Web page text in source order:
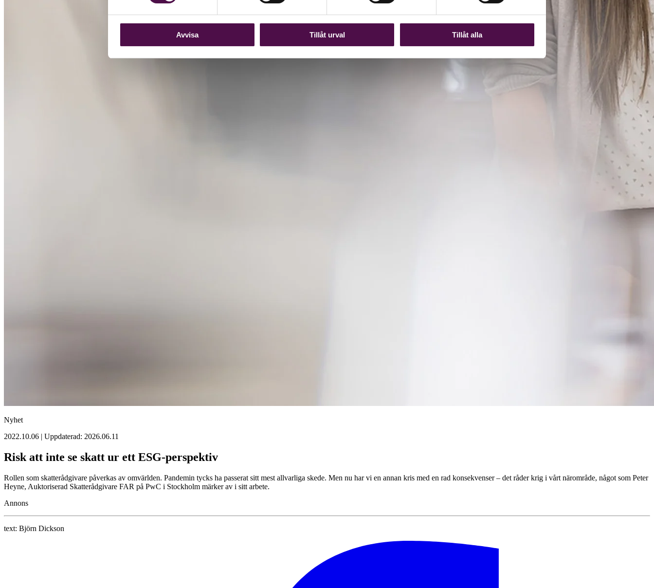
Avvisa Tillåt urval Tillåt alla
Nyhet
2022.10.06 | Uppdaterad: 2026.06.11
Risk att inte se skatt ur ett ESG-perspektiv
Rollen som skatterådgivare påverkas av omvärlden. Pandemin tycks ha passerat sitt mest allvarliga skede. Men nu har vi en annan kris med en rad konsekvenser – det råder krig i vårt närområde, något som Peter
Heyne, Auktoriserad Skatterådgivare FAR på PwC i Stockholm märker av i sitt arbete.
Annons
text: Björn Dickson